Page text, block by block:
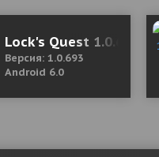
Lock's Quest 1.0.693
Версия: 1.0.693
Android 6.0